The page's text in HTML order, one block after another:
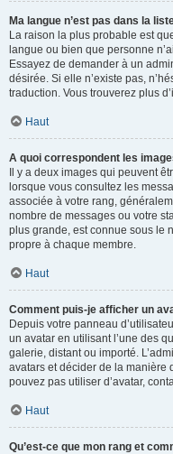
Ma langue n’est pas dans la
La raison la plus probable est
langue ou bien que personne
Essayez de demander à un
désirée. Si elle n’existe pas,
traduction. Vous trouverez plus
Haut
A quoi correspondent les
Il y a deux images qui peuvent
lorsque vous consultez les
associée à votre rang,
nombre de messages ou votre
plus grande, est connue sous le
propre à chaque membre.
Haut
Comment puis-je afficher un
Depuis votre panneau
un avatar en utilisant l’une des
galerie, distant ou importé.
avatars et décider de la manière
pouvez pas utiliser d’avatar,
Haut
Qu’est-ce que mon rang et